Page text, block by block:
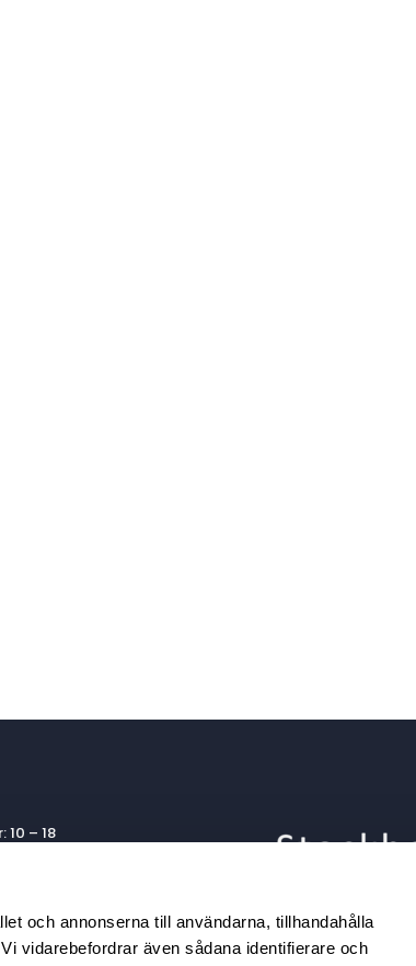
och annonserna till användarna, tillhandahålla
vidarebefordrar även sådana identifierare och
10 – 18